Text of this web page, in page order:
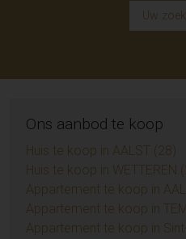
Uw
Ons aanbod te koop
Huis te koop in AALST (28)
Huis te koop in WETTEREN
Appartement te koop in
Appartement te koop in
Appartement te koop in